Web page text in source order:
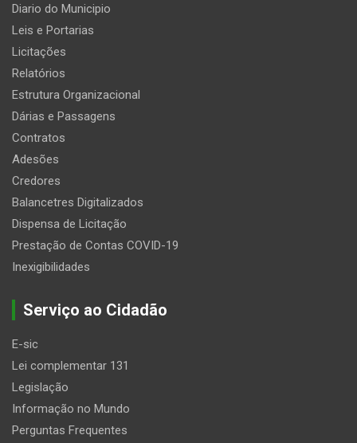
Diario do Municipio
Leis e Portarias
Licitações
Relatórios
Estrutura Organizacional
Dárias e Passagens
Contratos
Adesões
Credores
Balancetres Digitalizados
Dispensa de Licitação
Prestação de Contas COVID-19
Inexigibilidades
Serviço ao Cidadão
E-sic
Lei complementar 131
Legislação
Informação no Mundo
Perguntas Frequentes